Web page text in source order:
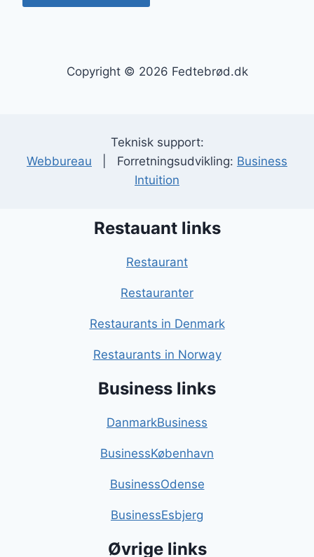
Copyright © 2026 Fedtebrød.dk
Teknisk support:
Webbureau | Forretningsudvikling: Business
Intuition
Restauant links
Restaurant
Restauranter
Restaurants in Denmark
Restaurants in Norway
Business links
DanmarkBusiness
BusinessKøbenhavn
BusinessOdense
BusinessEsbjerg
Øvrige links